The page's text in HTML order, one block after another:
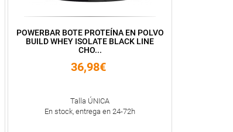
POWERBAR BOTE PROTEÍNA EN POLVO
BUILD WHEY ISOLATE BLACK LINE
CHO...
36,98€
Talla ÚNICA
En stock, entrega en 24-72h